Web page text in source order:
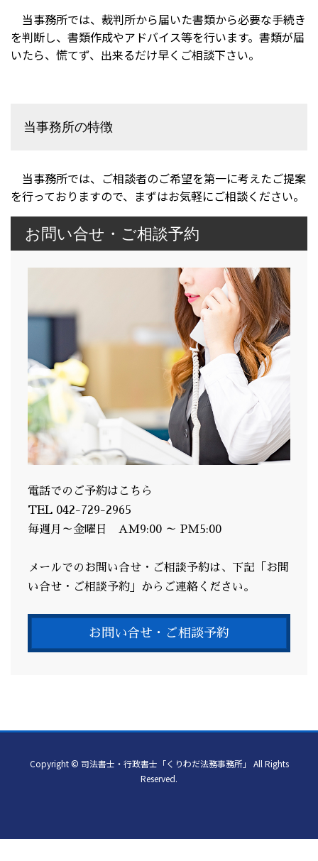
当事務所では、裁判所から届いた書類から必要な手続き
を判断し、書類作成やアドバイス等を行います。書類が届
いたら、慌てず、出来るだけ早くご相談下さい。
当事務所の特徴
当事務所では、ご相談者のご希望を第一に考えたご提案
を行っておりますので、まずはお気軽にご相談ください。
お問い合せ・ご相談予約
電話でのご予約はこちら
TEL 042-729-2965
毎週月～金曜日 AM9:00 ～ PM5:00
メールでのお問い合せ・ご相談予約は、下記「お問
い合せ・ご相談予約」からご連絡ください。
お問い合せ・ご相談予約
Copyright © 司法書士・行政書士「くりわだ法務事務所」 All Rights
Reserved.